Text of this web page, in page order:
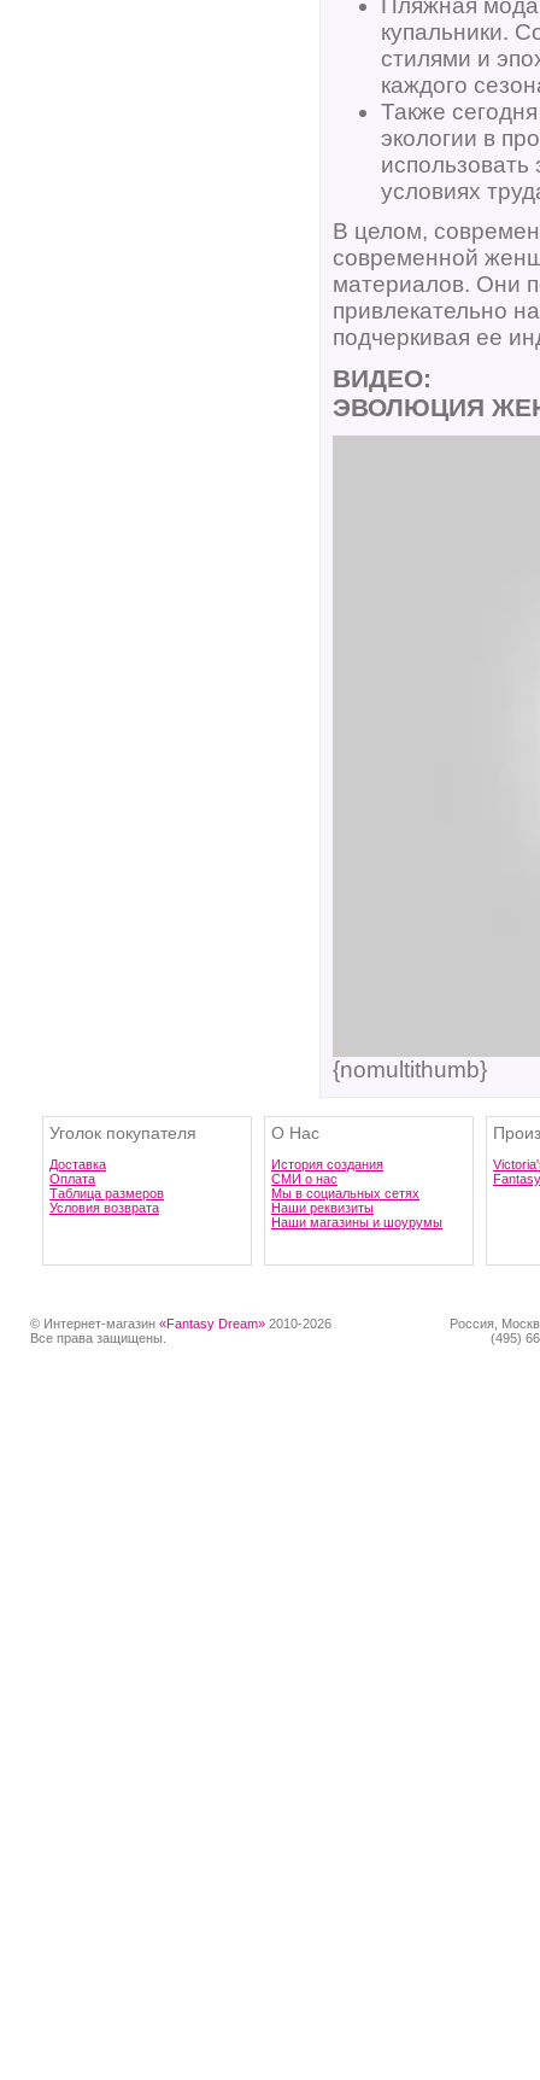
Пляжная
купальники.
стилями и
каждого
Также
экологии в
условиях
В целом,
современной
материалов. Они
привлекательно
подчеркивая ее
ВИДЕО:
ЭВОЛЮЦИЯ
{nomultithumb}
Уголок покупателя
Доставка
Оплата
Таблица размеров
Условия возврата
О Нас
История создания
СМИ о нас
Мы в социальных сетях
Наши реквизиты
Наши магазины и шоурумы
© Интернет-магазин «Fantasy Dream» 2010-2026
Все права защищены.
Россия,
(495)